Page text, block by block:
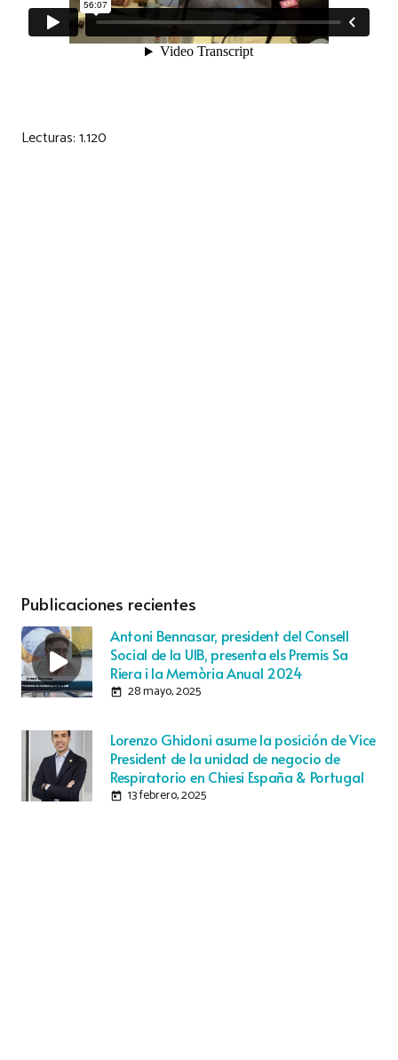
Lecturas:1.120
Publicaciones recientes
Antoni Bennasar, president del Consell
Social de la UIB, presenta els Premis Sa
Riera i la Memòria Anual 2024
today 28 mayo, 2025
Lorenzo Ghidoni asume la posición de Vice
President de la unidad de negocio de
Respiratorio en Chiesi España & Portugal
today 13 febrero, 2025